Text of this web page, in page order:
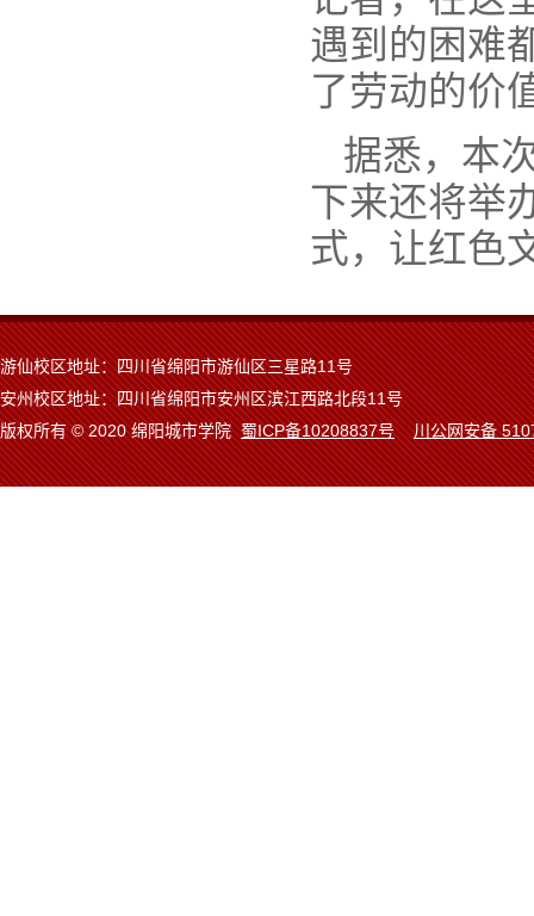
遇到的困难
了劳动的价
据悉，本
下来还将举
式，让红色
游仙校区地址：四川省绵阳市游仙区三星路11号
安州校区地址：四川省绵阳市安州区滨江西路北段11号
版权所有 © 2020 绵阳城市学院蜀ICP备10208837号 川公网安备